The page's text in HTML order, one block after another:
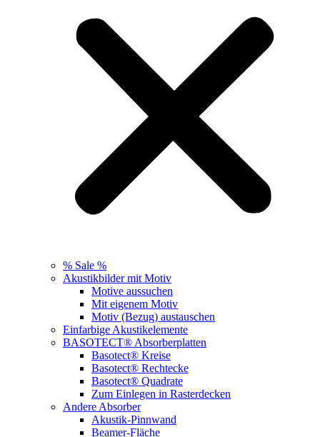
% Sale %
Akustikbilder mit Motiv
Motive aussuchen
Mit eigenem Motiv
Motiv (Bezug) austauschen
Einfarbige Akustikelemente
BASOTECT® Absorberplatten
Basotect® Kreise
Basotect® Rechtecke
Basotect® Quadrate
Zum Einlegen in Rasterdecken
Andere Absorber
Akustik-Pinnwand
Beamer-Fläche